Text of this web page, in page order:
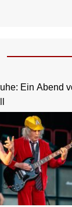
Ein Abend